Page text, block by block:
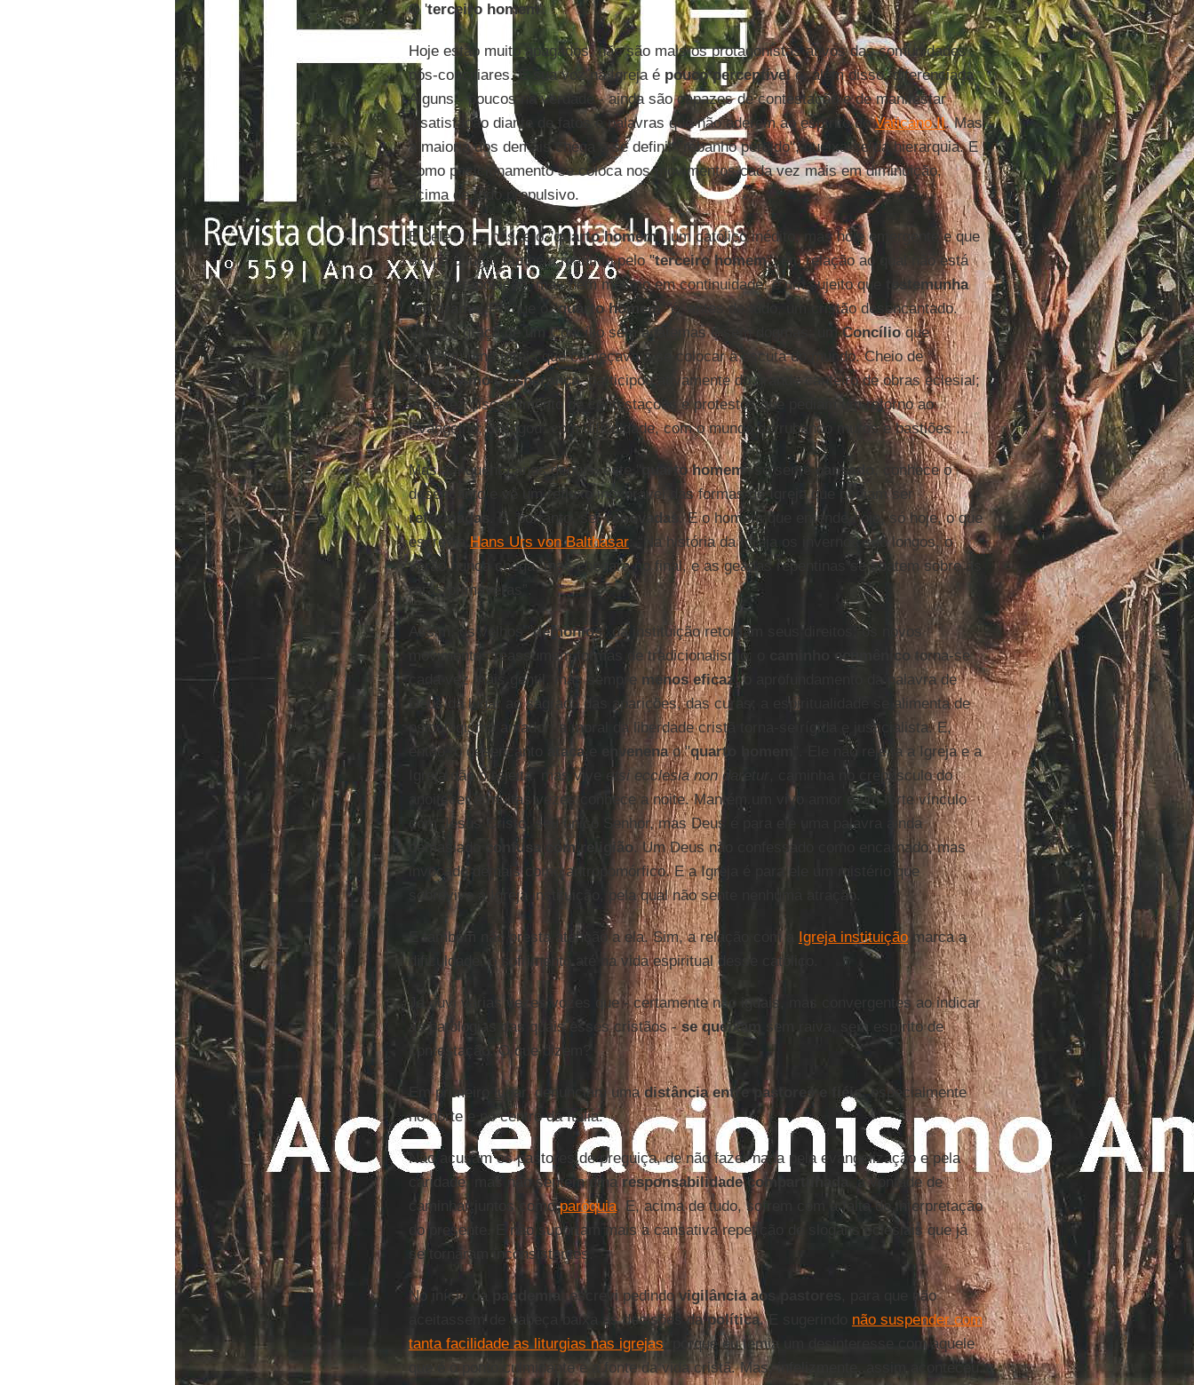
O 'terceiro homem'.
Hoje estão muito apagados, não são mais os protagonistas ativos das comunidades
pós-conciliares. E sua voz na Igreja é pouco perceptívele, além disso, diferenciada.
Alguns - poucos na verdade - ainda são capazes de contestação e de manifestar
insatisfação diante de fatos e palavras que não aderem ao espírito doVaticano II. Mas
a maioria dos demais chega a se definir "rebanho perdido", queixa-se da hierarquia. E
como posicionamento se coloca nos movimentos cada vez mais em diminuição,
acima de tudo propulsivo.
É deles que nasce o "quarto homem", um católico inédito, mas hoje emergente e que
ocupa o lugar também mantido pelo "terceiro homem", em relação ao qual não está
em contraposição, mas nem mesmo em continuidade: é um sujeito que
testemunha
um drama! Porque o “quarto homem” é, antes de tudo, um cristão desencantado.
Viveu a graça de um Concílio sem anátemas e sem dogmas; umConcílioque
mostrou uma Igreja que começava a se colocar à escuta do mundo. Cheio de
entusiasmoeesperança, participou ativamente do grande canteiro de obras eclesial;
viu e fez discernimento de contestações e protestos que pediam um retorno ao
Evangelho; dialogou, com dificuldade, com o mundo derrubando muros e bastiões ...
Mas, cinquenta anos depois, este " quarto homem" se sentecansado , conhece o
desencanto e vê um refluxo inexorável das formas de Igreja que podiam ser
reformadas
. E, portanto, serrenovadas . E o homem que entende hoje, só hoje, o que
escrevia Hans Urs von Balthasar: “Na história da Igreja os invernos são longos, o
verão nunca chega, mas chegará no final, e as geadas repentinas se abatem sobre as
raras primaveras”.
Assim, os velhos "demônios" da instituição retomam seus direitos; os novos
movimentos reassumem formas de tradicionalismo; o
caminho ecumênicotorna-se
cada vez mais gentil, mas sempre menos eficaz; o aprofundamento da palavra de
Deus dá lugar ao sagrado das aparições, das curas; a espiritualidade se alimenta de
psicologismo amador; a moral da liberdade cristã torna-se rígida e justicialista. E,
então, o desencanto
atacae envenenao "quarto homem
". Ele não rejeita a Igreja e a
Igreja não o rejeita, mas vive
etsi ecclesia non daretur
, caminha no crepúsculo do
anoitecer e muitas vezes conhece a noite. Mantém um vivo amor e um forte vínculo
com Jesus Cristo, seu único Senhor, mas Deus é para ele uma palavra ainda
demasiado
confusa com religião. Um Deus não confessado como encarnado, mas
invocado demais como antropomórfico. E a Igreja é para ele um mistério que
sobrevive à Igreja instituição, pela qual não sente nenhuma atração.
E também não presta atenção a ela. Sim, a relação com a Igreja instituiçãomarca a
dificuldade, o sofrimento até na vida espiritual desse católico.
Já ouvi várias vezes vozes que - certamente não iguais, mas convergentes ao indicar
as patologias das quais esses cristãos -se queixam
sem raiva, sem espírito de
contestação. O que dizem?
Em primeiro lugar, denunciam umadistância entre pastores e fiéis, especialmente
no norte e no centro da Itália.
Não acusam os pastores de preguiça, de não fazer nada pela evangelização e pela
caridade, mas não sentem umaresponsabilidade compartilhada
, a vontade de
caminhar juntos comoparóquia. E, acima de tudo, sofrem com a falta de interpretação
do presente. E não suportam mais a cansativa repetição de slogans eclesiais que já
se tornaram inconsistentes.
No início da pandemia , escrevi pedindovigilância aos pastores
, para que não
aceitassem de cabeça baixa as decisões dapolítica. E sugerindo não suspender com
tanta facilidade as liturgias nas igrejas , porque eu temia um desinteresse com aquele
que é o ponto culminante e a fonte da vida cristã. Mas, infelizmente, assim aconteceu.